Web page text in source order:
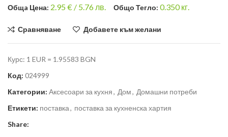
Общa Цена: 2.95€ / 5.76 лв. Общо Тегло: 0.350кг.
Сравняване Добавете към желани
Курс: 1 EUR = 1.95583 BGN
Код: 024999
Категории: Аксесоари за кухня, Дом, Домашни потреби
Етикети: поставка, поставка за кухненска хартия
Share: